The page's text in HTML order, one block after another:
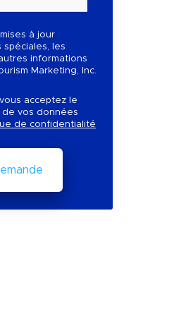
à jour
les
informations
Marketing, Inc.
acceptez le
vos données
de confidentialité